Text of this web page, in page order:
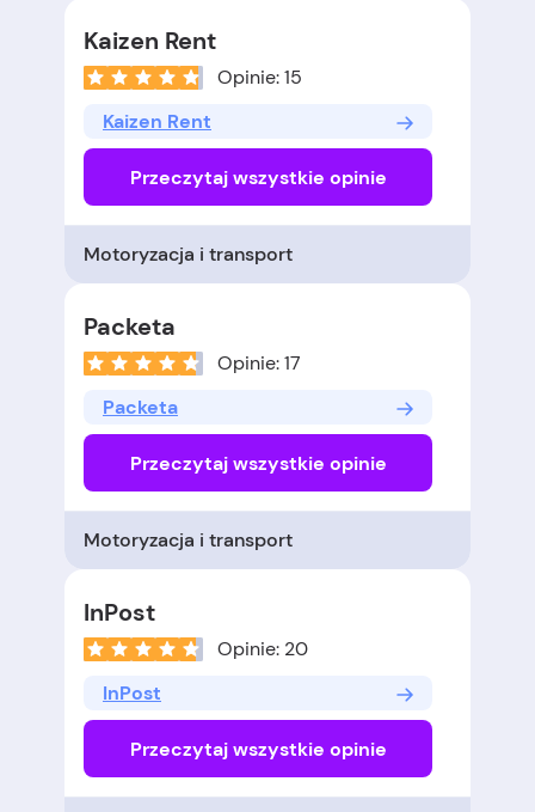
Kaizen Rent
Opinie: 15
Kaizen Rent
Przeczytaj wszystkie opinie
Motoryzacja i transport
Packeta
Opinie: 17
Packeta
Przeczytaj wszystkie opinie
Motoryzacja i transport
InPost
Opinie: 20
InPost
Przeczytaj wszystkie opinie